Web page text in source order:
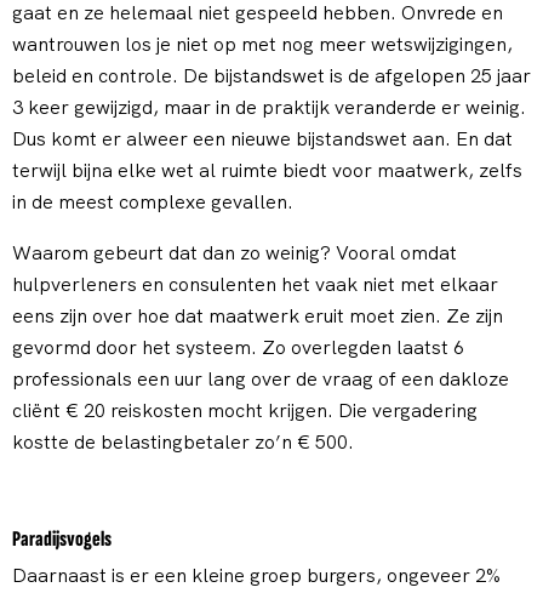
gaat en ze helemaal niet gespeeld hebben. Onvrede en
wantrouwen los je niet op met nog meer wetswijzigingen,
beleid en controle. De bijstandswet is de afgelopen 25 jaar
3 keer gewijzigd, maar in de praktijk veranderde er weinig.
Dus komt er alweer een nieuwe bijstandswet aan. En dat
terwijl bijna elke wet al ruimte biedt voor maatwerk, zelfs
in de meest complexe gevallen.
Waarom gebeurt dat dan zo weinig? Vooral omdat
hulpverleners en consulenten het vaak niet met elkaar
eens zijn over hoe dat maatwerk eruit moet zien. Ze zijn
gevormd door het systeem. Zo overlegden laatst 6
professionals een uur lang over de vraag of een dakloze
cliënt € 20 reiskosten mocht krijgen. Die vergadering
kostte de belastingbetaler zo’n € 500.
Paradijsvogels
Daarnaast is er een kleine groep burgers, ongeveer 2%